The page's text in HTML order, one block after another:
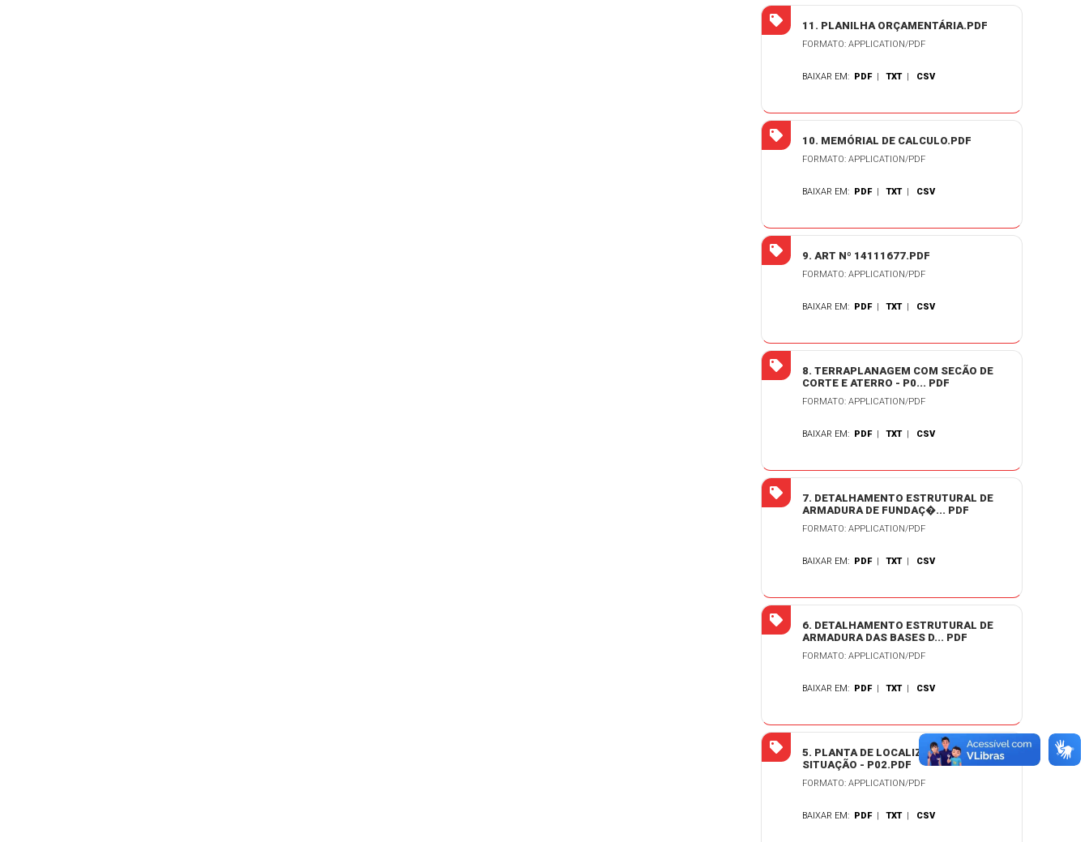
11. PLANILHA ORÇAMENTÁRIA.PDF
FORMATO: APPLICATION/PDF
BAIXAR EM: PDF |TXT | CSV
10. MEMÓRIAL DE CALCULO.PDF
FORMATO: APPLICATION/PDF
BAIXAR EM: PDF |TXT | CSV
9. ART Nº 14111677.PDF
FORMATO: APPLICATION/PDF
BAIXAR EM: PDF |TXT | CSV
8. TERRAPLANAGEM COM SECÃO DE
CORTE E ATERRO - P0... PDF
FORMATO: APPLICATION/PDF
BAIXAR EM: PDF |TXT | CSV
7. DETALHAMENTO ESTRUTURAL DE
ARMADURA DE FUNDAÇ�... PDF
FORMATO: APPLICATION/PDF
BAIXAR EM: PDF |TXT | CSV
6. DETALHAMENTO ESTRUTURAL DE
ARMADURA DAS BASES D... PDF
FORMATO: APPLICATION/PDF
BAIXAR EM: PDF |TXT | CSV
5. PLANTA DE LOCALIZAÇÃO E
SITUAÇÃO - P02.PDF
FORMATO: APPLICATION/PDF
BAIXAR EM: PDF |TXT | CSV